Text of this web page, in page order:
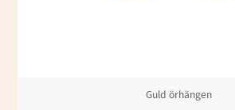
Guld örhängen